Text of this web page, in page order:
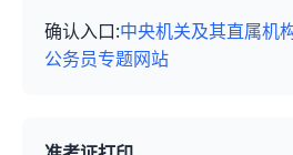
确认入口:中央机关及其直属机
公务员专题网站